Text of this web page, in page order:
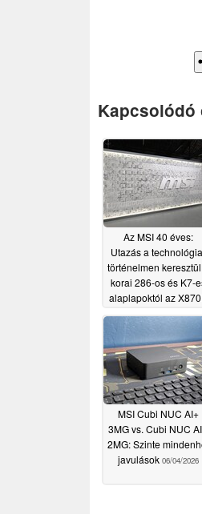
Kapcsolódó
Az MSI 40 éves:
Utazás a
történelmen
korai 286-os és K7-
alaplapoktól az
AI és a Claw 8 EX AI+
modellekig06/22/2026
MSI Cubi NUC AI+
3MG vs. Cubi NUC
2MG: Szinte
javulások 06/04/2026